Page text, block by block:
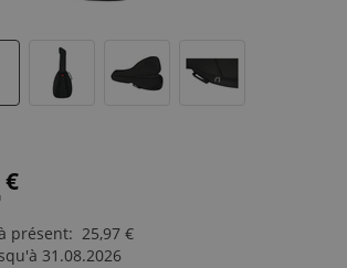
€
présent: 25,97 €
31.08.2026